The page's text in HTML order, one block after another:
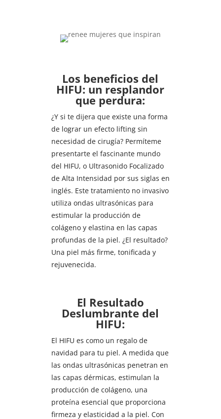
Los beneficios del
HIFU: un resplandor
que perdura:
¿Y si te dijera que existe una forma
de lograr un efecto lifting sin
necesidad de cirugía? Permíteme
presentarte el fascinante mundo
del HIFU, o Ultrasonido Focalizado
de Alta Intensidad por sus siglas en
inglés. Este tratamiento no invasivo
utiliza ondas ultrasónicas para
estimular la producción de
colágeno y elastina en las capas
profundas de la piel. ¿El resultado?
Una piel más firme, tonificada y
rejuvenecida.
El Resultado
Deslumbrante del
HIFU:
El HIFU es como un regalo de
navidad para tu piel. A medida que
las ondas ultrasónicas penetran en
las capas dérmicas, estimulan la
producción de colágeno, una
proteína esencial que proporciona
firmeza y elasticidad a la piel. Con